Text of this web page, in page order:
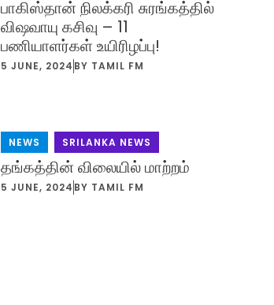
பாகிஸ்தான் நிலக்கரி சுரங்கத்தில்
விஷவாயு கசிவு – 11
பணியாளர்கள் உயிரிழப்பு!
5 JUNE, 2024 BY TAMIL FM
NEWS SRILANKA NEWS
தங்கத்தின் விலையில் மாற்றம்
5 JUNE, 2024 BY TAMIL FM